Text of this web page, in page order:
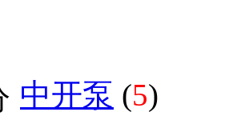
中开泵 (5)